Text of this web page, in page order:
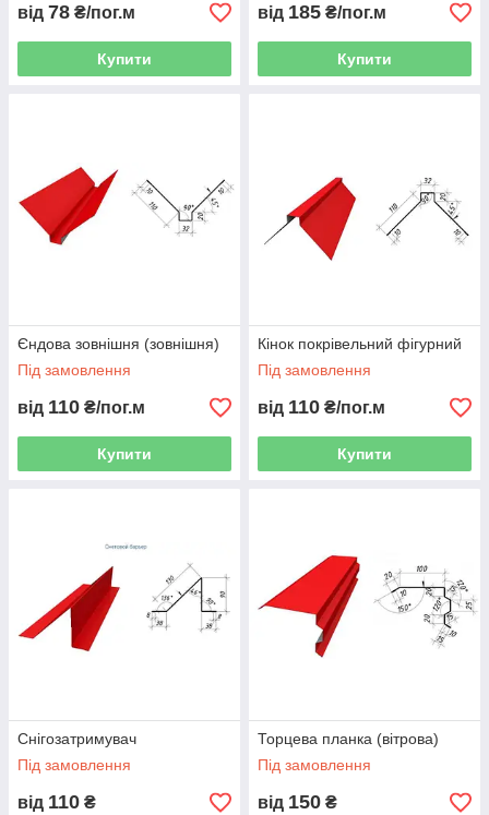
від 78 ₴/пог.м
Купити
від 185 ₴/пог.м
Купити
Єндова зовнішня (зовнішня)
Під замовлення
від 110 ₴/пог.м
Купити
Кінок покрівельний фігурний
Під замовлення
від 110 ₴/пог.м
Купити
Снігозатримувач
Під замовлення
від 110 ₴
Торцева планка (вітрова)
Під замовлення
від 150 ₴